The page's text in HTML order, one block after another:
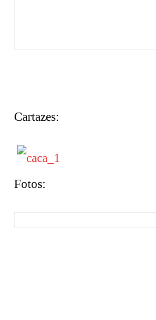
Cartazes:
Fotos: